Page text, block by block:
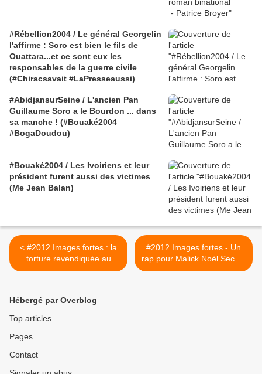
#Rébellion2004 / Le général Georgelin
l'affirme : Soro est bien le fils de
Ouattara...et ce sont eux les
responsables de la guerre civile
(#Chiracsavait #LaPresseaussi)
#AbidjansurSeine / L'ancien Pan
Guillaume Soro a le Bourdon ... dans
sa manche ! (#Bouaké2004
#BogaDoudou)
#Bouaké2004 / Les Ivoiriens et leur
président furent aussi des victimes
(Me Jean Balan)
< #2012 Images fortes : la
torture revendiquée au
sommet de l'État ivoirien
#2012 Images fortes - Un
rap pour Malick Noël Seck à
sa sortie de prison - mise
Hébergé par Overblog
Top articles
Pages
Contact